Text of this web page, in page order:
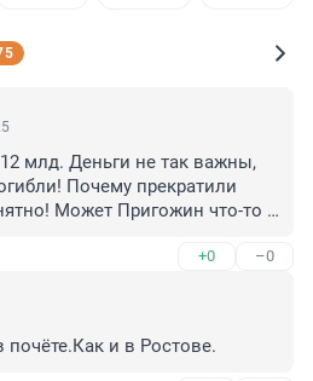
млд. Деньги не так важны,
Почему прекратили
Может Пригожин что-то
и где-нибудь с чужим
несколько) сидит где-
довольный!!! Я в это
+0 –0
почёте.Как и в Ростове.